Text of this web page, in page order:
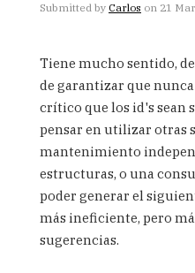
Submitted by Carlos on 21
reply
Buenas
tardes
Respecto
by
Anonimo
(not
Tiene mucho sentido,
de garantizar que nunca
crítico que los id's sean
pensar en utilizar otras
mantenimiento
estructuras, o una
poder generar el
más ineficiente, pero
sugerencias.